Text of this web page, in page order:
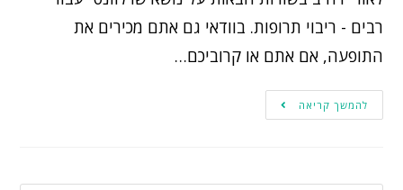
רבים - ריבוי תרופות. בוודאי גם אתם מכירים את
התופעה, אם אתם או קרוביכם…
להמשך קריאה